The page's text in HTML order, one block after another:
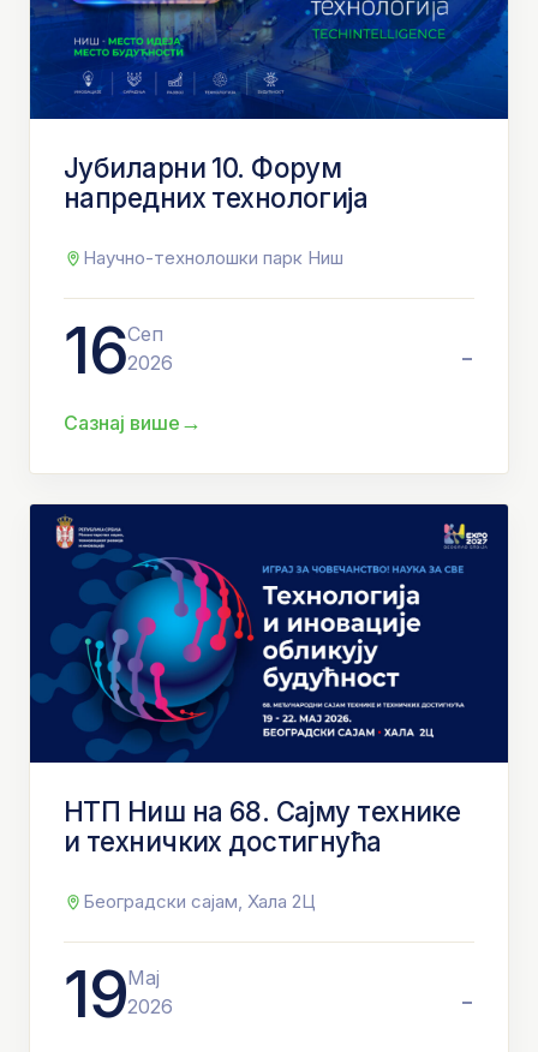
Јубиларни 10. Форум
напредних технологија
Научно-технолошки парк Ниш
16Сеп
2026
-
Сазнај више →
НТП Ниш на 68. Сајму технике
и техничких достигнућа
Београдски сајам, Хала 2Ц
19Мај
2026
-